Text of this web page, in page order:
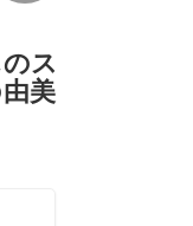
ス
美